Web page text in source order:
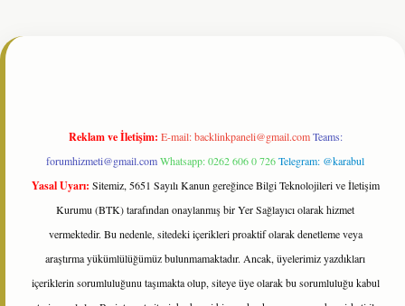
resmi sitesi
Reklam ve İletişim: E-mail:backlinkpaneli@gmail.com Teams:
forumhizmeti@gmail.comWhatsapp: 0262 606 0 726Telegram: @karabul
Yasal Uyarı: Sitemiz, 5651 Sayılı Kanun gereğince Bilgi Teknolojileri ve İletişim
Kurumu (BTK) tarafından onaylanmış bir Yer Sağlayıcı olarak hizmet
vermektedir. Bu nedenle, sitedeki içerikleri proaktif olarak denetleme veya
araştırma yükümlülüğümüz bulunmamaktadır. Ancak, üyelerimiz yazdıkları
içeriklerin sorumluluğunu taşımakta olup, siteye üye olarak bu sorumluluğu kabul